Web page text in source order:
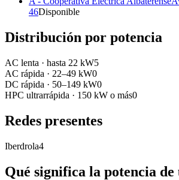
46Disponible
Distribución por potencia
AC lenta · hasta 22 kW5
AC rápida · 22–49 kW0
DC rápida · 50–149 kW0
HPC ultrarrápida · 150 kW o más0
Redes presentes
Iberdrola4
Qué significa la potencia